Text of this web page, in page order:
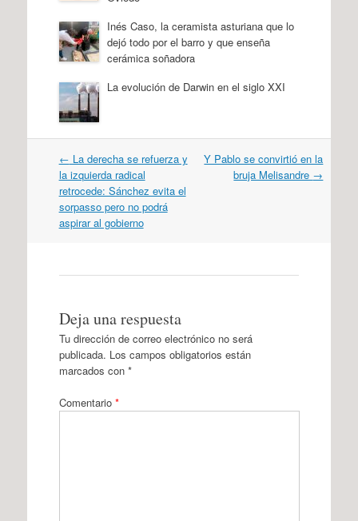
Inés Caso, la ceramista asturiana que lo
dejó todo por el barro y que enseña
cerámica soñadora
La evolución de Darwin en el siglo XXI
Navegación
por
artículos
← La derecha se refuerza y
la izquierda radical
retrocede: Sánchez evita el
sorpasso pero no podrá
aspirar al gobierno
Y Pablo se convirtió en la
bruja Melisandre →
Deja una respuesta
Tu dirección de correo electrónico no será
publicada. Los campos obligatorios están
marcados con *
Comentario *